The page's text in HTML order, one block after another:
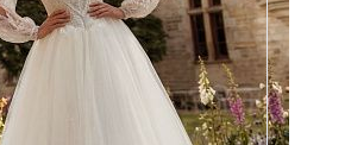
42, 44, 46, 48, 50, 52, 54, 56,
58